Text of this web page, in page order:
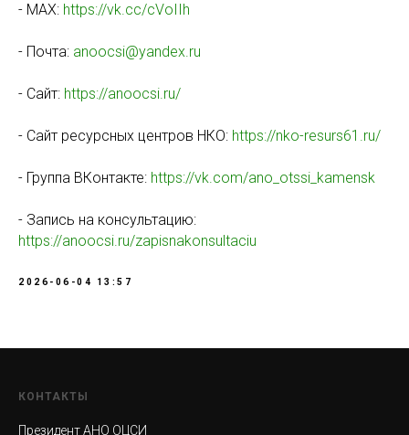
- MAX: https://vk.cc/cVoIIh
- Почта: anoocsi@yandex.ru
- Сайт: https://anoocsi.ru/
- Сайт ресурсных центров НКО: https://nko-resurs61.ru/
- Группа ВКонтакте: https://vk.com/ano_otssi_kamensk
- Запись на консультацию:
https://anoocsi.ru/zapisnakonsultaciu
2026-06-04 13:57
КОНТАКТЫ
Президент АНО ОЦСИ